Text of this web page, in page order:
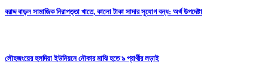
বরাদ্দ বাড়ল সামাজিক নিরাপত্তা খাতে, কালো টাকা সাদার সুযোগ বন্ধ: অর্থ উপদেষ্টা
লৌহজংয়ের হলদিয়া ইউনিয়নে নৌকার মাঝি হতে ৯ প্রার্থীর লড়াই